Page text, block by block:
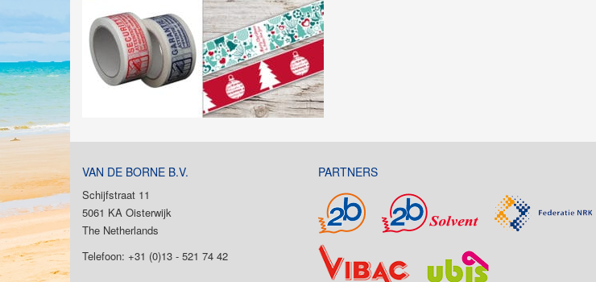
VAN DE BORNE B.V.
Schijfstraat 11
5061 KA Oisterwijk
The Netherlands
Telefoon: +31 (0)13 - 521 74 42
PARTNERS